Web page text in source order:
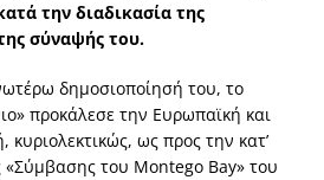
την διαδικασία της
σύναψής του.
δημοσιοποίησή του, το
προκάλεσε την Ευρωπαϊκή και
κυριολεκτικώς, ως προς την κατ’
του Montego Bay» του